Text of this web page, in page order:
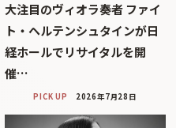
大注目のヴィオラ奏者 ファイ
ト・ヘルテンシュタインが日
経ホールでリサイタルを開
催…
PICK UP 2026年7月28日